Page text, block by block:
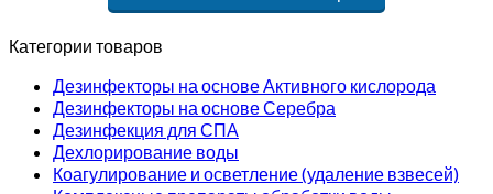
Категории товаров
Дезинфекторы на основе Активного кислорода
Дезинфекторы на основе Серебра
Дезинфекция для СПА
Дехлорирование воды
Коагулирование и осветление (удаление взвесей)